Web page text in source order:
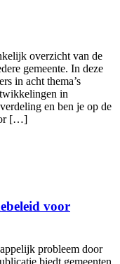
overzicht van de
gemeente. In deze
in acht thema’s
in
en ben je op de
[…]
voor
probleem door
biedt gemeenten